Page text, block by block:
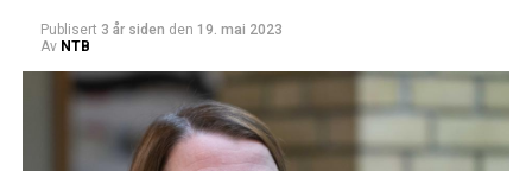
Publisert 3 år siden den 19. mai 2023
Av NTB